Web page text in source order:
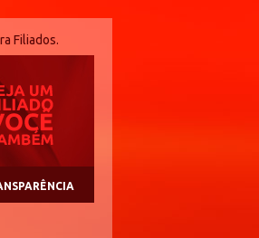
Filiados.